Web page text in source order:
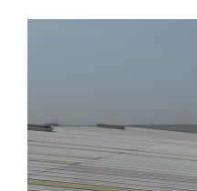
Certificados